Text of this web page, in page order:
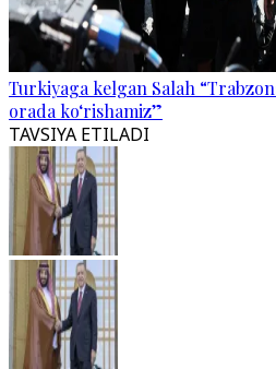
Turkiyaga kelgan Salah
orada ko‘rishamiz”
TAVSIYA ETILADI